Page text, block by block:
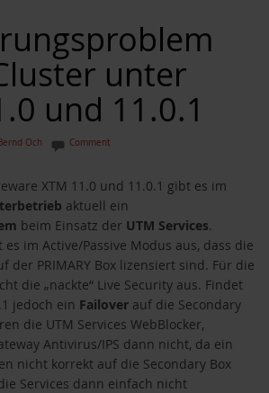
unter
und 11.0.1
Och Comment
XTM 11.0 und 11.0.1 gibt es im
aktuell ein
beim Einsatz der UTM Services.
im Active/Passive Modus aus, dass die
der PRIMARY Box lizensiert sind. Für die
die „nackte“ Live Security aus. Findet
jedoch ein Failover auf die Secondary
die UTM Services WebBlocker,
Antivirus/IPS dann nicht, da ein
nicht korrekt auf die Secondary Box
Services dann einfach nicht